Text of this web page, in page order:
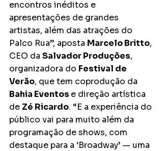
encontros inéditos e
apresentações de grandes
artistas, além das atrações do
Palco Rua”, aposta Marcelo Britto,
CEO da Salvador Produções,
organizadora do Festival de
Verão, que tem coprodução da
Bahia Eventos e direção artística
de Zé Ricardo. “E a experiência do
público vai para muito além da
programação de shows, com
destaque para a ‘Broadway’ — uma